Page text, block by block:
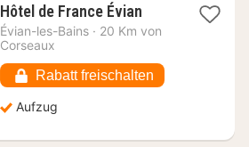
Hôtel de France Évian1
Nacht
€
Évian-les-Bains · 20 Km von
Corseaux
Rabatt freischalten
Aufzug